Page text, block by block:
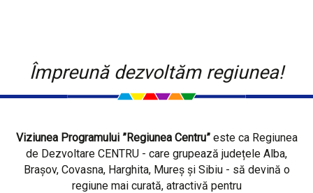
Împreună dezvoltăm regiunea!
Viziunea Programului ”Regiunea Centru”este ca Regiunea
de Dezvoltare CENTRU - care grupează județele Alba,
Brașov, Covasna, Harghita, Mureș și Sibiu - să devină o
regiune mai curată, atractivă pentru